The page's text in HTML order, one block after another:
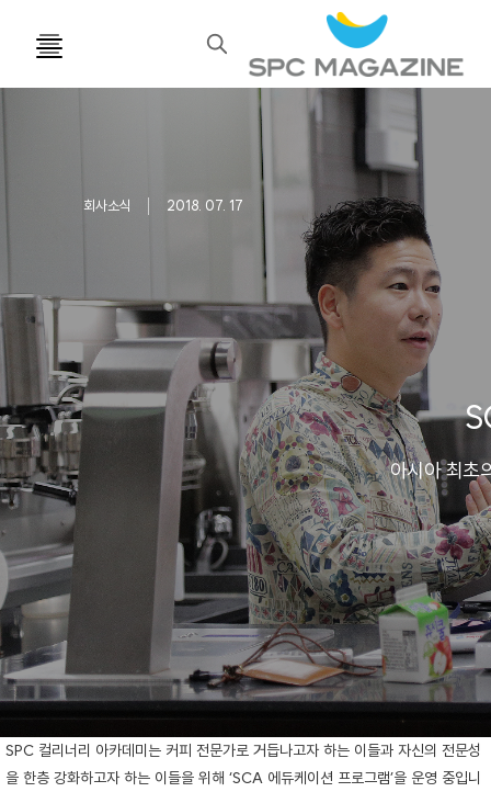
검
회사소식 2018. 07. 17
아시아 최초
SPC 컬리너리 아카데미는 커피 전문가로 거듭나고자 하는 이들과 자신의 전문성
을 한층 강화하고자 하는 이들을 위해 ‘SCA 에듀케이션 프로그램’을 운영 중입니